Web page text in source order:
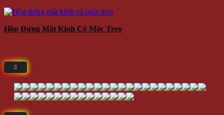
Hộp Đựng Mắt Kính Có Móc Treo